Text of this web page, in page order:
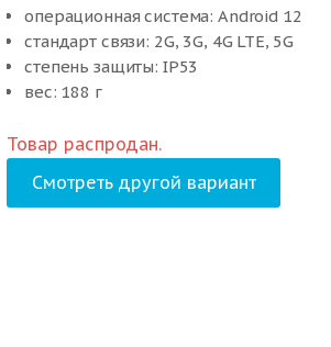
операционная система: Android 12
стандарт связи: 2G, 3G, 4G LTE, 5G
степень защиты: IP53
вес: 188 г
Товар распродан.
Смотреть другой вариант